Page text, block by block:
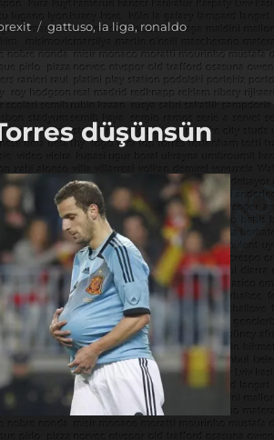
Etiketler
gattuso, la liga, ronaldo
düşünsün